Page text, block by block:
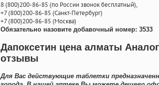
8(800)200-86-85 (по России звонок бесплатный),
+7(800)200-86-85 (Санкт-Петербург)
+7(800)200-86-85 (Москва)
Обязательно назовите добавочный номер: 3533
Дапоксетин цена алматы
отзывы
Для Вас действующие таблетки